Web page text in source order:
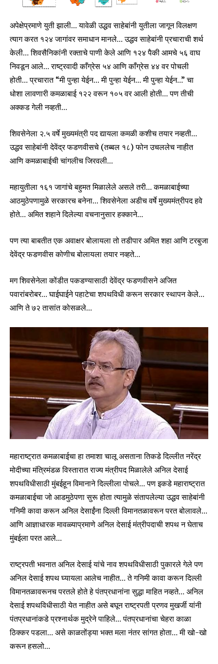
Fans Followers Followers
अपेक्षेप्रमाणे युती झाली… यावेळी उद्धव साहेबांनी युतीला जागून विलक्षण
त्याग करत १२४ जागांवर समाधान मानले… उद्धव साहेबांनी प्रचाराची शर्थ
केली… शिवसैनिकांनी रक्ताचे पाणी केले आणि १२४ पैकी आमचे ५६ वाघ
निवडून आले… राष्ट्रवादी काँग्रेस ५४ आणि काँग्रेस ४४ वर पोचली
होती… प्रचारात “मी पुन्हा येईन… मी पुन्हा येईन… मी पुन्हा येईन…” चा
धोशा लावणारी कमळाबाई १२२ वरून १०५ वर आली होती… पण तीची
अक्कड गेली नव्हती…
शिवसेनेला २.५ वर्षे मुख्यमंत्री पद द्यायला कमळी कशीच तयार नव्हती…
उद्धव साहेबांनी देवेंद्र फडणवीसचे (तब्बल १८) फोन उचललेच नाहीत
आणि कमळाबाईची चांगलीच जिरवली…
महायुतीला १६१ जागांचे बहुमत मिळालेले असले तरी… कमळाबाईच्या
आठमुठेपणामुळे सरकारच बनेना… शिवसेनेला अडीच वर्षे मुख्यमंत्रीपद हवे
होते… अमित शहाने दिलेल्या वचनानुसार हक्काने…
पण त्या बाबतीत एक अवाक्षर बोलायला तो तडीपार अमित शहा आणि टरबुजा
देवेंद्र फडणवीस कोणीच बोलायला तयार नव्हते…
मग शिवसेनेला कोंडीत पकडण्यासाठी देवेंद्र फडणवीसने अजित
पवारांबरोबर… घाईघाईने पहाटेचा शपथविधी करून सरकार स्थापन केले…
आणि ते ७२ तासांत कोसळले…
महाराष्ट्रात कमळाबाईचा हा तमाशा चालू असताना तिकडे दिल्लीत नरेंद्र
मोदीच्या मंत्रिमंडळ विस्तारात राज्य मंत्रीपद मिळालेले अनिल देसाई
शपथविधीसाठी मुंबईहून विमानाने दिल्लीला पोचले… पण इकडे महाराष्ट्रात
कमळाबाईचा जो आडमुठेपणा सुरू होता त्यामुळे संतापलेल्या उद्धव साहेबांनी
गनिमी कावा करून अनिल देसाईंना दिल्ली विमानतळावरून परत बोलावले…
आणि आज्ञाधारक मावळ्याप्रमाणे अनिल देसाई मंत्रीपदाची शपथ न घेताच
मुंबईला परत आले…
राष्ट्रपती भवनात अनिल देसाई यांचे नाव शपथविधीसाठी पुकारले गेले पण
अनिल देसाई शपथ घ्यायला आलेच नाहीत… ते गनिमी कावा करून दिल्ली
विमानतळावरूनच परतले होते हे पंतप्रधानांना सुद्धा माहित नव्हते… अनिल
देसाई शपथविधीसाठी येत नाहीत असे बघून राष्ट्रपती प्रणव मुखर्जी यांनी
पंतप्रधानांकडे प्रश्नार्थक मुद्रेने पाहिले… पंतप्रधानांचा चेहरा काळा
ठिक्कर पडला… असे काळतोंड्या भक्त मला नंतर सांगत होता… मी खो-खो
करून हसलो…